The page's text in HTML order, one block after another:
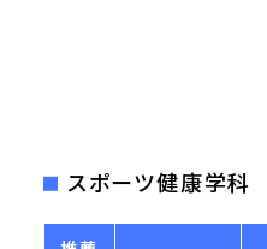
スポーツ健康学科